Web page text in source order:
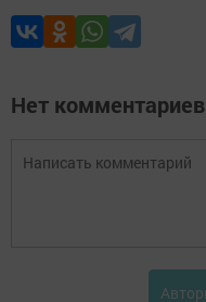
Нет комментариев